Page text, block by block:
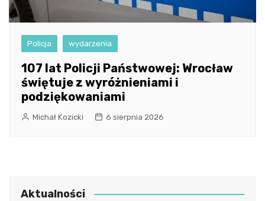
Policja wydarzenia
107 lat Policji Państwowej: Wrocław
świętuje z wyróżnieniami i
podziękowaniami
Michał Kozicki 6 sierpnia 2026
Aktualności